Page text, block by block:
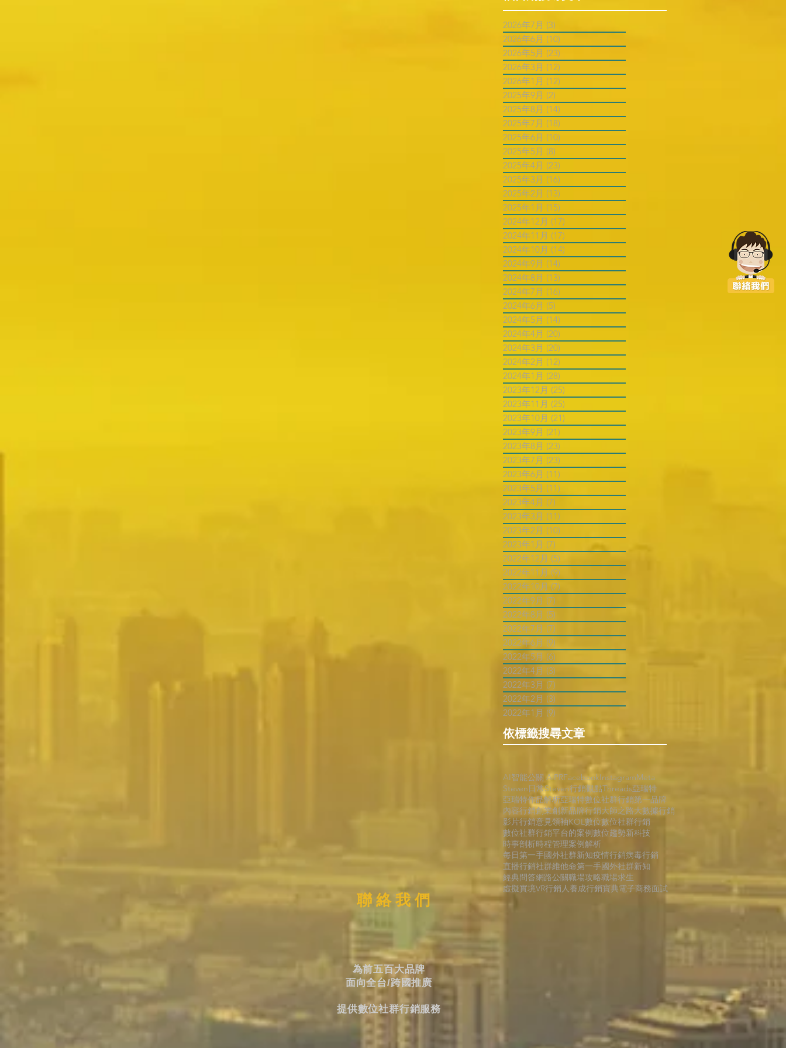
2026年7月 (3)
2026年6月 (10)
2026年5月 (23)
2026年3月 (12)
2026年1月 (12)
2025年9月 (2)
2025年8月 (14)
2025年7月 (18)
2025年6月 (10)
2025年5月 (8)
2025年4月 (23)
2025年3月 (16)
2025年2月 (13)
2025年1月 (15)
2024年12月 (17)
2024年11月 (17)
2024年10月 (14)
2024年9月 (14)
2024年8月 (13)
2024年7月 (16)
2024年6月 (5)
2024年5月 (14)
2024年4月 (20)
2024年3月 (20)
2024年2月 (12)
2024年1月 (28)
2023年12月 (25)
2023年11月 (25)
2023年10月 (21)
2023年9月 (21)
2023年8月 (23)
2023年7月 (23)
2023年6月 (11)
2023年5月 (11)
2023年4月 (7)
2023年3月 (11)
2023年2月 (10)
2023年1月 (7)
2022年12月 (5)
2022年11月 (9)
2022年10月 (7)
2022年9月 (7)
2022年8月 (5)
2022年7月 (7)
2022年6月 (9)
2022年5月 (6)
2022年4月 (3)
2022年3月 (7)
2022年2月 (3)
2022年1月 (9)
依標籤搜尋文章
AI智能公關 AiPRFacebookInstagramMeta
Steven日常Steven行銷觀點Threads亞瑞特
亞瑞特作品解析亞瑞特數位社群行銷第一品牌
內容行銷創業創新品牌行銷大師之路大數據行銷
影片行銷意見領袖KOL數位數位社群行銷
數位社群行銷平台的案例數位趨勢新科技
時事剖析時程管理案例解析
每日第一手國外社群新知疫情行銷病毒行銷
直播行銷社群維他命第一手國外社群新知
經典問答網路公關職場攻略職場求生
虛擬實境VR行銷人養成行銷寶典電子商務面試
聯 絡 我 們
為前五百大品牌
面向全台/跨國推廣
提供數位社群行銷服務